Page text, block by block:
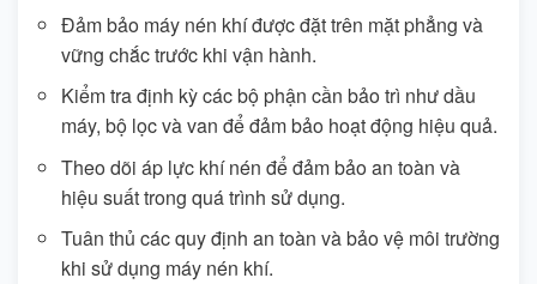
Đảm bảo máy nén khí được đặt trên mặt phẳng và
vững chắc trước khi vận hành.
Kiểm tra định kỳ các bộ phận cần bảo trì như dầu
máy, bộ lọc và van để đảm bảo hoạt động hiệu quả.
Theo dõi áp lực khí nén để đảm bảo an toàn và
hiệu suất trong quá trình sử dụng.
Tuân thủ các quy định an toàn và bảo vệ môi trường
khi sử dụng máy nén khí.